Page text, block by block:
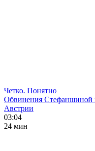
Четко. Понятно
Обвинения Стефаншиной
Австрии
03:04
24 мин